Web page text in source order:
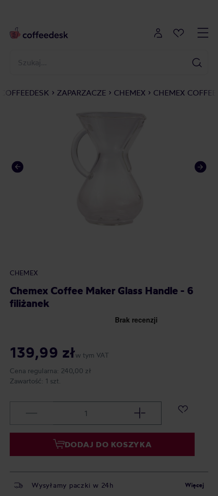
COFFEEDESK ZAPARZACZE CHEMEX CHEMEX
CHEMEX
Chemex Coffee Maker Glass Handle - 6
filiżanek
139,99 złw tym VAT
Cena regularna: 240,00 zł
Zawartość: 1 szt.
DODAJ DO KOSZYKA
Wysyłamy paczki w 24h Więcej